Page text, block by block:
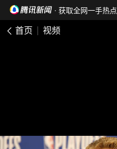
· 获取全网一手热点
首页 视频